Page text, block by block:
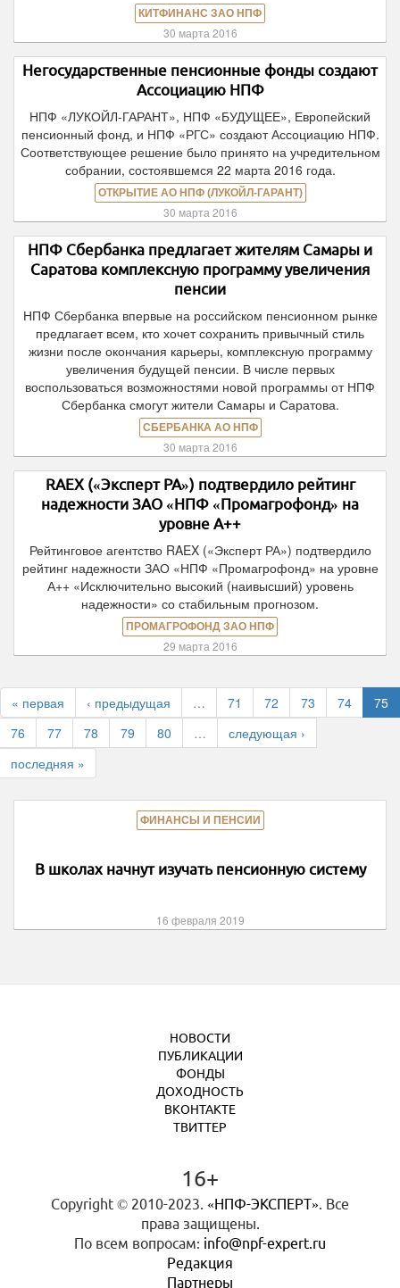
КИТФИНАНС ЗАО НПФ
30 марта 2016
Негосударственные пенсионные фонды создают
Ассоциацию НПФ
НПФ «ЛУКОЙЛ-ГАРАНТ», НПФ «БУДУЩЕЕ», Европейский
пенсионный фонд, и НПФ «РГС» создают Ассоциацию НПФ.
Соответствующее решение было принято на учредительном
собрании, состоявшемся 22 марта 2016 года.
ОТКРЫТИЕ АО НПФ (ЛУКОЙЛ-ГАРАНТ)
30 марта 2016
НПФ Сбербанка предлагает жителям Самары и
Саратова комплексную программу увеличения
пенсии
НПФ Сбербанка впервые на российском пенсионном рынке
предлагает всем, кто хочет сохранить привычный стиль
жизни после окончания карьеры, комплексную программу
увеличения будущей пенсии. В числе первых
воспользоваться возможностями новой программы от НПФ
Сбербанка смогут жители Самары и Саратова.
СБЕРБАНКА АО НПФ
30 марта 2016
RAEX («Эксперт РА») подтвердило рейтинг
надежности ЗАО «НПФ «Промагрофонд» на
уровне А++
Рейтинговое агентство RAEX («Эксперт РА») подтвердило
рейтинг надежности ЗАО «НПФ «Промагрофонд» на уровне
А++ «Исключительно высокий (наивысший) уровень
надежности» со стабильным прогнозом.
ПРОМАГРОФОНД ЗАО НПФ
29 марта 2016
« первая ‹ предыдущая … 71 72 73 74
75
76
77 78 79 80 …
следующая ›
последняя »
ФИНАНСЫ И ПЕНСИИ
В школах начнут изучать пенсионную систему
16 февраля 2019
НОВОСТИ
ПУБЛИКАЦИИ
ФОНДЫ
ДОХОДНОСТЬ
ВКОНТАКТЕ
ТВИТТЕР
16+
Copyright © 2010-2023. «НПФ-ЭКСПЕРТ». Все
права защищены.
По всем вопросам: info@npf-expert.ru
Редакция
Партнеры